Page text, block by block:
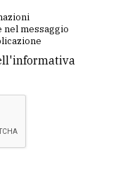
messaggio